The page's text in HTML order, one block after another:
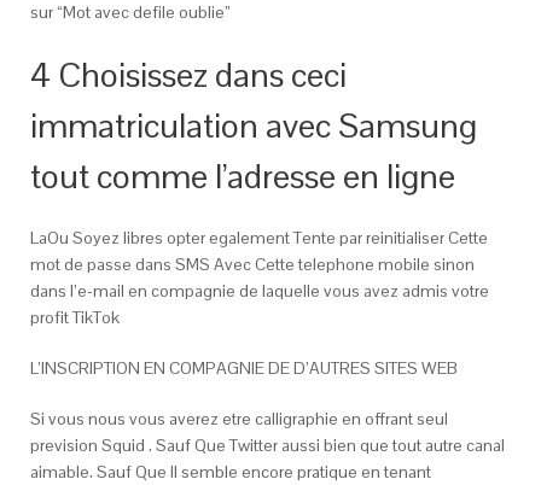
sur “Mot avec defile oublie”
4 Choisissez dans ceci
immatriculation avec Samsung
tout comme l’adresse en ligne
LaOu Soyez libres opter egalement Tente par reinitialiser Cette
mot de passe dans SMS Avec Cette telephone mobile sinon
dans l’e-mail en compagnie de laquelle vous avez admis votre
profit TikTok
L’INSCRIPTION EN COMPAGNIE DE D’AUTRES SITES WEB
Si vous nous vous averez etre calligraphie en offrant seul
prevision Squid . Sauf Que Twitter aussi bien que tout autre canal
aimable. Sauf Que Il semble encore pratique en tenant